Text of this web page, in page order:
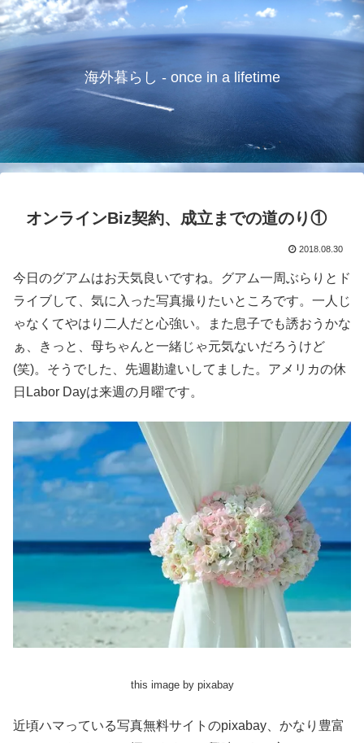
海外暮らし - once in a lifetime
オンラインBiz契約、成立までの道のり①
2018.08.30
今日のグアムはお天気良いですね。グアム一周ぶらりとド
ライブして、気に入った写真撮りたいところです。一人じ
ゃなくてやはり二人だと心強い。また息子でも誘おうかな
ぁ、きっと、母ちゃんと一緒じゃ元気ないだろうけど
(笑)。そうでした、先週勘違いしてました。アメリカの休
日Labor Dayは来週の月曜です。
this image by pixabay
近頃ハマっている写真無料サイトのpixabay、かなり豊富